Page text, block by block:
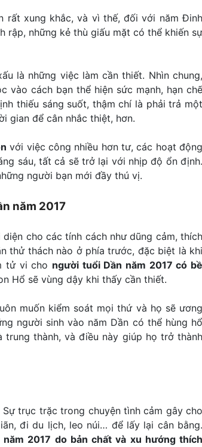
rất xung khắc, và vì thế, đối với năm Đinh
rập, những kẻ thù giấu mặt có thể khiến sự
là những việc làm cần thiết. Nhìn chung,
vào cách bạn thể hiện sức mạnh, hạn chế
thiếu sáng suốt, thậm chí là phải trả một
gian để cân nhắc thiệt, hơn.
với việc công nhiều hơn tư, các hoạt động
sáu, tất cả sẽ trở lại với nhịp độ ổn định.
người bạn mới đầy thú vị.
năm 2017
cho các tính cách như dũng cảm, thích
thử thách nào ở phía trước, đặc biệt là khi
tử vi cho người tuổi Dần năm 2017 có bề
Hổ sẽ vùng dậy khi thấy cần thiết.
muốn kiểm soát mọi thứ và họ sẽ ương
người sinh vào năm Dần có thể hùng hổ
thành, và điều này giúp họ trở thành
trục trặc trong chuyện tình cảm gây cho
đi du lịch, leo núi… để lấy lại cân bằng.
2017 do bản chất và xu hướng thích